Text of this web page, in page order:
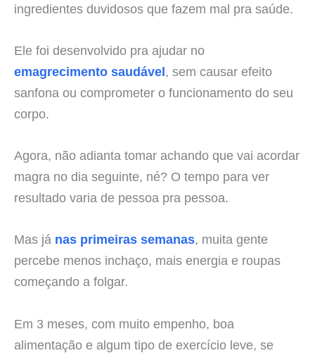
ingredientes duvidosos que fazem mal pra saúde.
Ele foi desenvolvido pra ajudar no
emagrecimento saudável, sem causar efeito
sanfona ou comprometer o funcionamento do seu
corpo.
Agora, não adianta tomar achando que vai acordar
magra no dia seguinte, né? O tempo para ver
resultado varia de pessoa pra pessoa.
Mas já nas primeiras semanas, muita gente
percebe menos inchaço, mais energia e roupas
começando a folgar.
Em 3 meses, com muito empenho, boa
alimentação e algum tipo de exercício leve, se